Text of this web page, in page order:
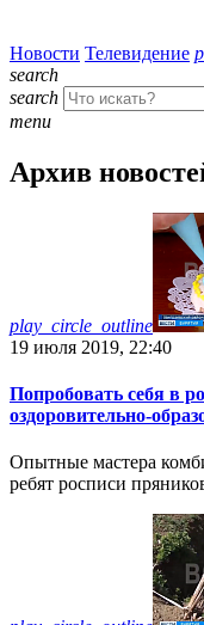
Новости Телевидение
search
search
menu
Архив
play_circle_outline
19 июля 2019, 22:40
Попробовать себя в
оздоровительно-
Опытные мастера
ребят росписи